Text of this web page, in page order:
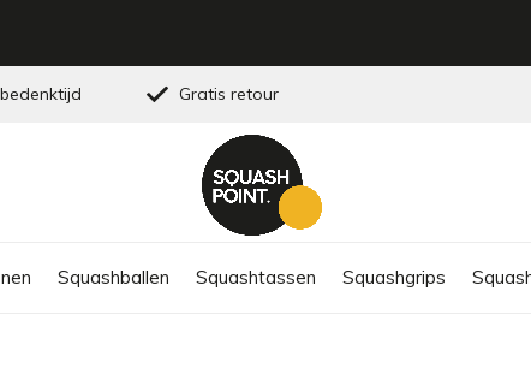
Squashballen Squashtassen Squashgrips
Gratis retour